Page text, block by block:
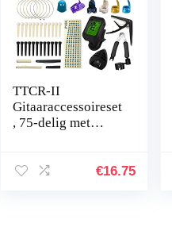
TTCR-II
Gitaaraccessoireset
, 75-delig met
3 set akoestische
€16.75